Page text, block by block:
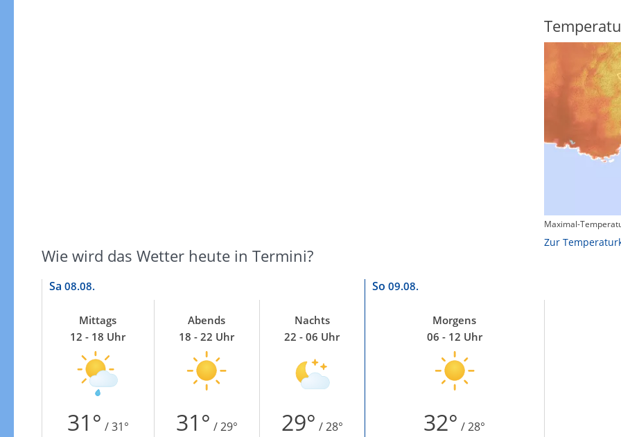
Wie wird das Wetter heute in Termini?
Sa 08.08. So 09.08.
Mittags
12 - 18 Uhr
Abends
18 - 22 Uhr
Nachts
22 - 06 Uhr
Morgens
06 - 12 Uhr
31° / 31° 31° / 29° 29° / 28° 32° / 28°
Maximal-
Zur